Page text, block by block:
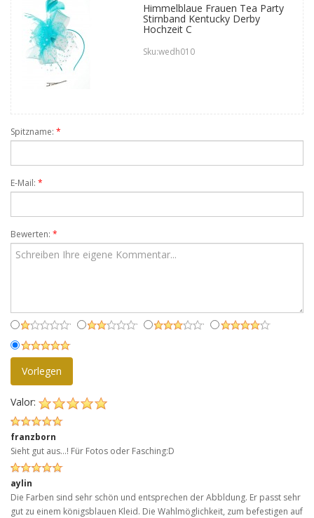
Himmelblaue Frauen Tea Party
Stirnband Kentucky Derby
Hochzeit C
Sku:wedh010
Spitzname: *
E-Mail: *
Bewerten: *
Vorlegen
Valor:
franzborn
Sieht gut aus...! Für Fotos oder Fasching:D
aylin
Die Farben sind sehr schön und entsprechen der Abbldung. Er passt sehr
gut zu einem königsblauen Kleid. Die Wahlmöglichkeit, zum befestigen auf